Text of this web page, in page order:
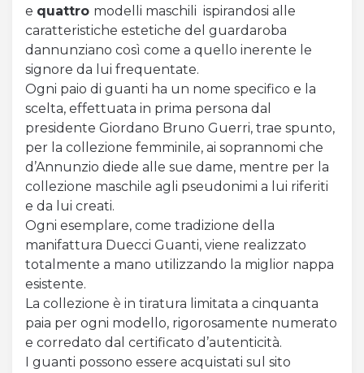
e quattro modelli maschili ispirandosi alle
caratteristiche estetiche del guardaroba
dannunziano così come a quello inerente le
signore da lui frequentate.
Ogni paio di guanti ha un nome specifico e la
scelta, effettuata in prima persona dal
presidente Giordano Bruno Guerri, trae spunto,
per la collezione femminile, ai soprannomi che
d’Annunzio diede alle sue dame, mentre per la
collezione maschile agli pseudonimi a lui riferiti
e da lui creati.
Ogni esemplare, come tradizione della
manifattura Duecci Guanti, viene realizzato
totalmente a mano utilizzando la miglior nappa
esistente.
La collezione è in tiratura limitata a cinquanta
paia per ogni modello, rigorosamente numerato
e corredato dal certificato d’autenticità.
I guanti possono essere acquistati sul sito